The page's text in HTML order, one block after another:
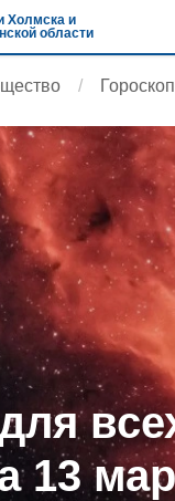
Холмска и
области
13